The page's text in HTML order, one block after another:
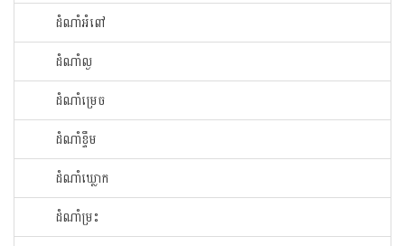
ដំណាំអំពៅ
ដំណាំល្ង
ដំណាំម្រេច
ដំណាំខ្ទឹម
ដំណាំឃ្លោក
ដំណាំម្រះ